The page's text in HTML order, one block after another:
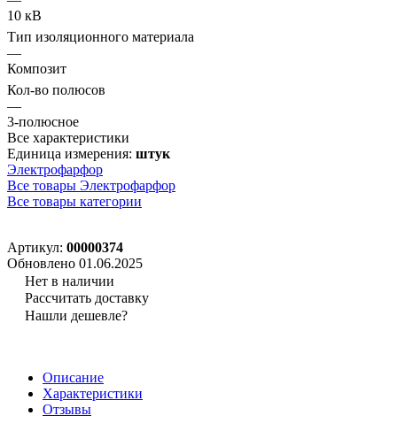
10 кВ
Тип изоляционного материала
—
Композит
Кол-во полюсов
—
3-полюсное
Все характеристики
Единица измерения: штук
Электрофарфор
Все товары Электрофарфор
Все товары категории
Артикул: 00000374
Обновлено 01.06.2025
Нет в наличии
Рассчитать доставку
Нашли дешевле?
Описание
Характеристики
Отзывы